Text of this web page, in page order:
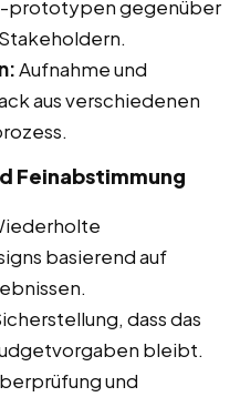
prototypen gegenüber
Aufnahme und
aus verschiedenen
Feinabstimmung
basierend auf
dass das
bleibt.
und